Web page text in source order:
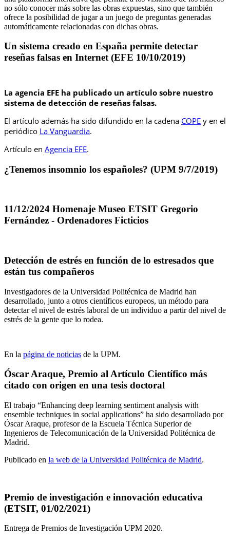
no sólo conocer más sobre las obras expuestas, sino que también
ofrece la posibilidad de jugar a un juego de preguntas generadas
automáticamente relacionadas con dichas obras.
Un sistema creado en España permite detectar
reseñas falsas en Internet (EFE 10/10/2019)
La agencia EFE ha publicado un artículo sobre nuestro
sistema de detección de reseñas falsas.
El artículo además ha sido difundido en la cadena COPE y en el
periódico La Vanguardia.
Artículo en Agencia EFE.
¿Tenemos insomnio los españoles? (UPM 9/7/2019)
11/12/2024 Homenaje Museo ETSIT Gregorio
Fernández - Ordenadores Ficticios
Detección de estrés en función de lo estresados que
están tus compañeros
Investigadores de la Universidad Politécnica de Madrid han
desarrollado, junto a otros científicos europeos, un método para
detectar el nivel de estrés laboral de un individuo a partir del nivel de
estrés de la gente que lo rodea.
En la página de noticias de la UPM.
Óscar Araque, Premio al Artículo Científico más
citado con origen en una tesis doctoral
El trabajo “Enhancing deep learning sentiment analysis with
ensemble techniques in social applications” ha sido desarrollado por
Óscar Araque, profesor de la Escuela Técnica Superior de
Ingenieros de Telecomunicación de la Universidad Politécnica de
Madrid.
Publicado en la web de la Universidad Politécnica de Madrid.
Premio de investigación e innovación educativa
(ETSIT, 01/02/2021)
Entrega de Premios de Investigación UPM 2020.